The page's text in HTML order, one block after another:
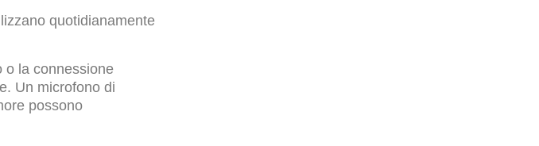
quotidianamente
o la connessione
Un microfono di
possono